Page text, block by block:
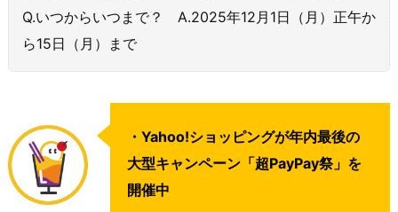
Q.いつからいつまで？ A.2025年12月1日（月）正午か
ら15日（月）まで
・Yahoo!ショッピングが年内最後の
大型キャンペーン「超PayPay祭」を
開催中